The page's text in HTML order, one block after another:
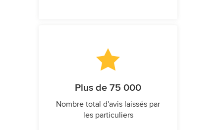
Plus de 75 000
Nombre total d'avis laissés par
les particuliers